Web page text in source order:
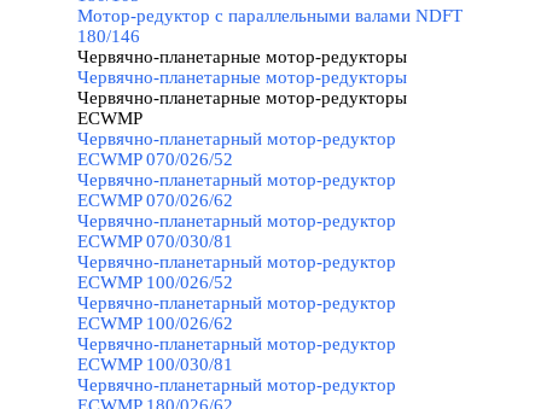
Мотор-редуктор с параллельными валами NDFT
180/146
Червячно-планетарные мотор-редукторы
Червячно-планетарные мотор-редукторы
Червячно-планетарные мотор-редукторы
ECWMP
Червячно-планетарный мотор-редуктор
ECWMP 070/026/52
Червячно-планетарный мотор-редуктор
ECWMP 070/026/62
Червячно-планетарный мотор-редуктор
ECWMP 070/030/81
Червячно-планетарный мотор-редуктор
ECWMP 100/026/52
Червячно-планетарный мотор-редуктор
ECWMP 100/026/62
Червячно-планетарный мотор-редуктор
ECWMP 100/030/81
Червячно-планетарный мотор-редуктор